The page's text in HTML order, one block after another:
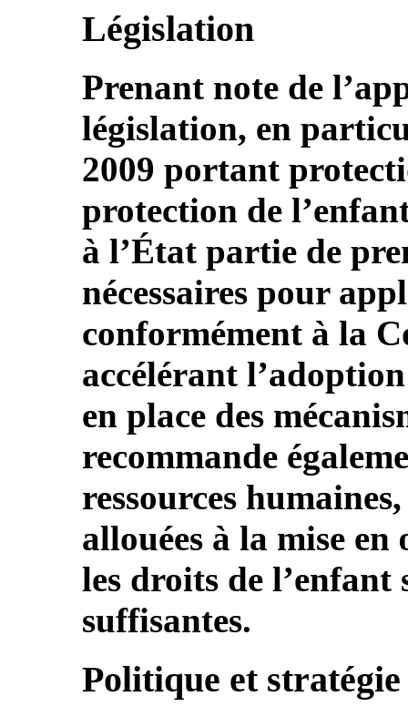
Législation
Prenant note de
législation, en
2009 portant
protection de
à l’État partie de
nécessaires pour
conformément à la
accélérant
en place des
recommande
ressources
allouées à la mise
les droits de l’enfant
suffisantes.
Politique et stratégie